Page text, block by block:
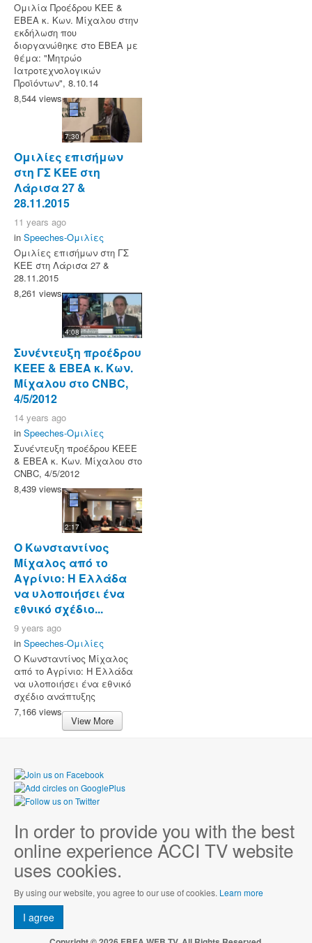
Ομιλία Προέδρου ΚΕΕ &
ΕΒΕΑ κ. Κων. Μίχαλου στην
εκδήλωση που
διοργανώθηκε στο ΕΒΕΑ με
θέμα: "Μητρώο
Ιατροτεχνολογικών
Προϊόντων", 8.10.14
8,544 views
7:30
Ομιλίες επισήμων
στη ΓΣ ΚΕΕ στη
Λάρισα 27 &
28.11.2015
11 years ago
in Speeches-Ομιλίες
Ομιλίες επισήμων στη ΓΣ
ΚΕΕ στη Λάρισα 27 &
28.11.2015
8,261 views
4:08
Συνέντευξη προέδρου
KEEE & ΕΒΕΑ κ. Κων.
Μίχαλου στο CNBC,
4/5/2012
14 years ago
in Speeches-Ομιλίες
Συνέντευξη προέδρου KEEE
& ΕΒΕΑ κ. Κων. Μίχαλου στο
CNBC, 4/5/2012
8,439 views
2:17
O Κωνσταντίνος
Μίχαλος από το
Αγρίνιο: Η Ελλάδα
να υλοποιήσει ένα
εθνικό σχέδιο...
9 years ago
in Speeches-Ομιλίες
O Κωνσταντίνος Μίχαλος
από το Αγρίνιο: Η Ελλάδα
να υλοποιήσει ένα εθνικό
σχέδιο ανάπτυξης
7,166 views
View More
In order to provide you with the best
online experience ACCI TV website
uses cookies.
By using our website, you agree to our use of cookies. Learn more
I agree